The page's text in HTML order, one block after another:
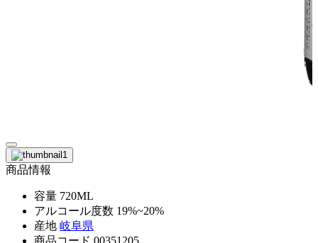
商品情報
容量 720ML
アルコール度数 19%~20%
産地 岐阜県
商品コード 00351205